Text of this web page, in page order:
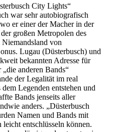
City Lights“
war sehr autobiografisch
er einer der Macher in der
großen Metropolen des
von
Lugau (Düsterbusch) und
bekannten Adresse für
anderen Bands“
der Legalität im real
Legenden entstehen und
Bands jenseits aller
anders. „Düsterbusch
Namen und Bands mit
entschlüsseln können.